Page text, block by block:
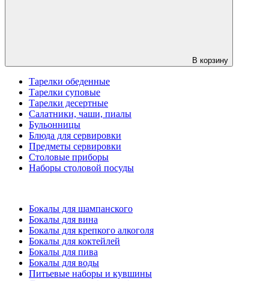
В корзину
Тарелки обеденные
Тарелки суповые
Тарелки десертные
Салатники, чаши, пиалы
Бульонницы
Блюда для сервировки
Предметы сервировки
Столовые приборы
Наборы столовой посуды
Бокалы для шампанского
Бокалы для вина
Бокалы для крепкого алкоголя
Бокалы для коктейлей
Бокалы для пива
Бокалы для воды
Питьевые наборы и кувшины